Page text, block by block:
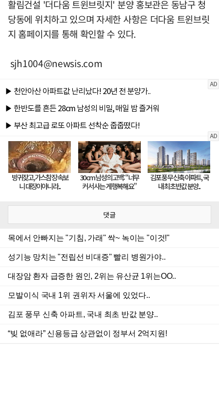
활림건설 '더다움 트윈브릿지' 분양 홍보관은 동남구 청
당동에 위치하고 있으며 자세한 사항은 더다움 트윈브릿
지 홈페이지를 통해 확인할 수 있다.
sjh1004@newsis.com
댓글